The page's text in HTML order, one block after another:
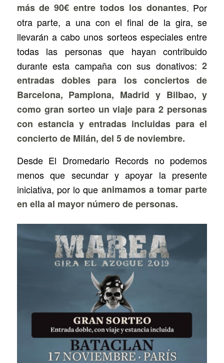
más de 90€ entre todos los donantes. Por
otra parte, a una con el final de la gira, se
llevarán a cabo unos sorteos especiales entre
todas las personas que hayan contribuido
durante esta campaña con sus donativos:2
entradas dobles para los conciertos de
Barcelona, Pamplona, Madrid y Bilbao, y
como gran sorteo un viaje para 2 personas
con estancia y entradas incluidas para el
concierto de Milán, del 5 de noviembre.
Desde El Dromedario Records no podemos
menos que secundar y apoyar la presente
iniciativa, por lo que animamos a tomar parte
en ella al mayor número de personas.